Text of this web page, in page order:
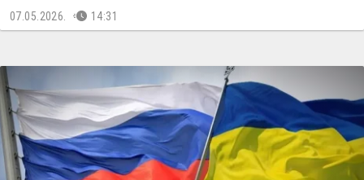
07.05.2026. 14:31